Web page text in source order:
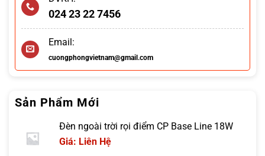
024 23 22 7456
Email:
cuongphongvietnam@gmail.com
Sản Phẩm Mới
Đèn ngoài trời rọi điểm CP Base Line 18W
Giá: Liên Hệ